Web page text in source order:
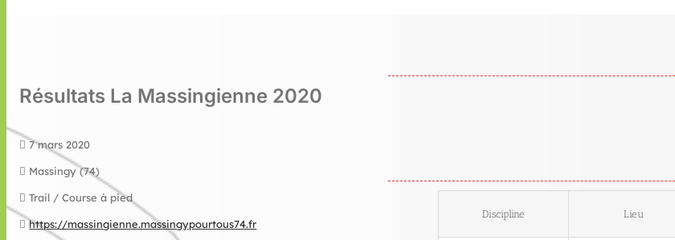
Résultats La Massingienne 2020
7 mars 2020
Massingy (74)
Trail / Course à pied
https://massingienne.massingypourtous74.fr
Discipline Lieu